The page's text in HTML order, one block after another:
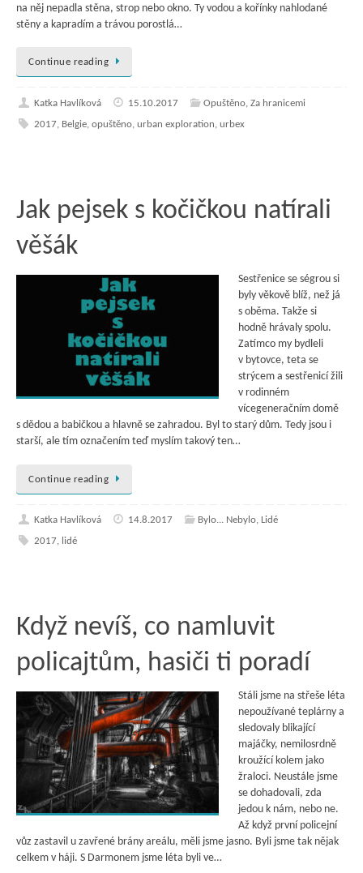
na něj nepadla stěna, strop nebo okno. Ty vodou a kořínky nahlodané
stěny a kapradím a trávou porostlá…
Continue reading
Katka Havlíková 15.10.2017 Opuštěno, Za hranicemi
2017, Belgie, opuštěno, urban exploration, urbex
Jak pejsek s kočičkou natírali
věšák
Sestřenice se ségrou si
byly věkově blíž, než já
s oběma. Takže si
hodně hrávaly spolu.
Zatímco my bydleli
v bytovce, teta se
strýcem a sestřenicí žili
v rodinném
vícegeneračním domě
s dědou a babičkou a hlavně se zahradou. Byl to starý dům. Tedy jsou i
starší, ale tím označením teď myslím takový ten…
Continue reading
Katka Havlíková 14.8.2017 Bylo... Nebylo, Lidé
2017, lidé
Když nevíš, co namluvit
policajtům, hasiči ti poradí
Stáli jsme na střeše léta
nepoužívané teplárny a
sledovaly blikající
majáčky, nemilosrdně
kroužící kolem jako
žraloci. Neustále jsme
se dohadovali, zda
jedou k nám, nebo ne.
Až když první policejní
vůz zastavil u zavřené brány areálu, měli jsme jasno. Byli jsme tak nějak
celkem v háji. S Darmonem jsme léta byli ve…